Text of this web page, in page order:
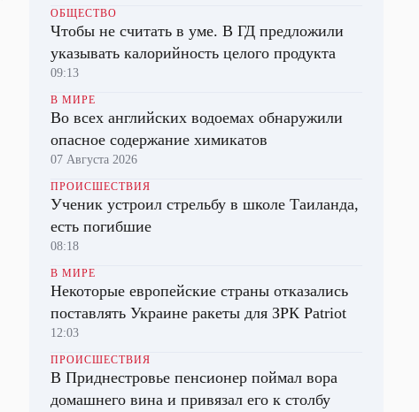
ОБЩЕСТВО
Чтобы не считать в уме. В ГД предложили
указывать калорийность целого продукта
09:13
В МИРЕ
Во всех английских водоемах обнаружили
опасное содержание химикатов
07 Августа 2026
ПРОИСШЕСТВИЯ
Ученик устроил стрельбу в школе Таиланда,
есть погибшие
08:18
В МИРЕ
Некоторые европейские страны отказались
поставлять Украине ракеты для ЗРК Patriot
12:03
ПРОИСШЕСТВИЯ
В Приднестровье пенсионер поймал вора
домашнего вина и привязал его к столбу